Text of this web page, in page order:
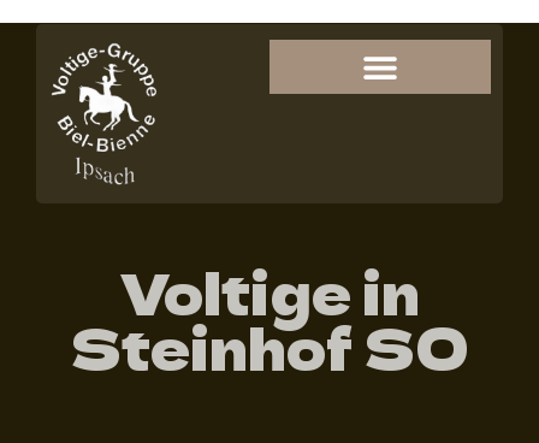
Voltige in
Steinhof SO